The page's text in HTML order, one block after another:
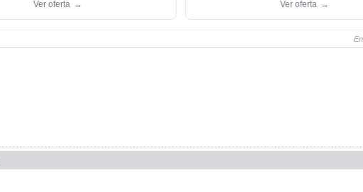
Ver oferta → Ver oferta →